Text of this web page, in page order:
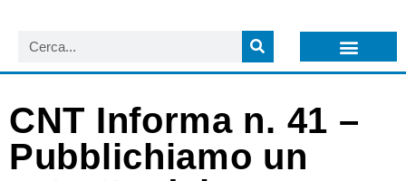
CNT Informa n. 41 –
Pubblichiamo un